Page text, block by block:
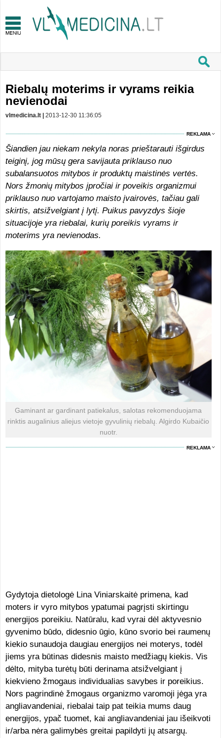
Riebalų moterims ir vyrams reikia
nevienodai
vlmedicina.lt | 2013-12-30 11:36:05
REKLAMA
Šiandien jau niekam nekyla noras prieštarauti išgirdus
teiginį, jog mūsų gera savijauta priklauso nuo
subalansuotos mitybos ir produktų maistinės vertės.
Nors žmonių mitybos įpročiai ir poveikis organizmui
priklauso nuo vartojamo maisto įvairovės, tačiau gali
skirtis, atsižvelgiant į lytį. Puikus pavyzdys šioje
situacijoje yra riebalai, kurių poreikis vyrams ir
moterims yra nevienodas.
Gaminant ar gardinant patiekalus, salotas rekomenduojama
rinktis augalinius aliejus vietoje gyvulinių riebalų. Algirdo Kubaičio
nuotr.
REKLAMA
Gydytoja dietologė Lina Viniarskaitė primena, kad
moters ir vyro mitybos ypatumai pagrįsti skirtingu
energijos poreikiu. Natūralu, kad vyrai dėl aktyvesnio
gyvenimo būdo, didesnio ūgio, kūno svorio bei raumenų
kiekio sunaudoja daugiau energijos nei moterys, todėl
jiems yra būtinas didesnis maisto medžiagų kiekis. Vis
dėlto, mityba turėtų būti derinama atsižvelgiant į
kiekvieno žmogaus individualias savybes ir poreikius.
Nors pagrindinė žmogaus organizmo varomoji jėga yra
angliavandeniai, riebalai taip pat teikia mums daug
energijos, ypač tuomet, kai angliavandeniai jau išeikvoti
ir/arba nėra galimybės greitai papildyti jų atsargų.